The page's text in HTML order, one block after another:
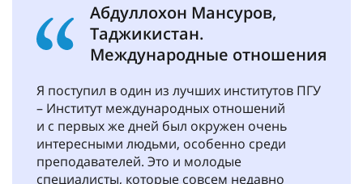
Абдуллохон Мансуров,
Таджикистан.
Международные отношения
Я поступил в один из лучших институтов ПГУ
– Институт международных отношений
и с первых же дней был окружен очень
интересными людьми, особенно среди
преподавателей. Это и молодые
специалисты, которые совсем недавно